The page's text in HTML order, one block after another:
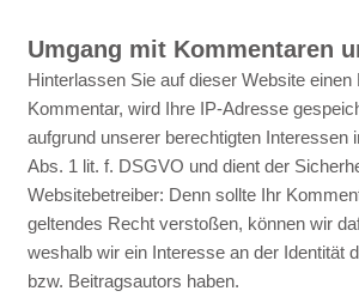
Umgang mit Kommentaren
Hinterlassen Sie auf dieser Website einen
Kommentar, wird Ihre IP-Adresse
aufgrund unserer berechtigten Interessen
Abs. 1 lit. f. DSGVO und dient der
Websitebetreiber: Denn sollte Ihr
geltendes Recht verstoßen, können wir
weshalb wir ein Interesse an der Identität
bzw. Beitragsautors haben.